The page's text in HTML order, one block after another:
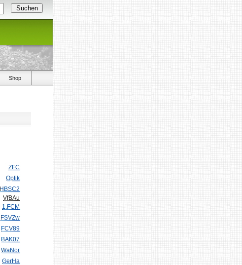
Shop
ZFC
Optik
HBSC2
VfBAu
1.FCM
FSVZw
FCV89
BAK07
WaNor
GerHa